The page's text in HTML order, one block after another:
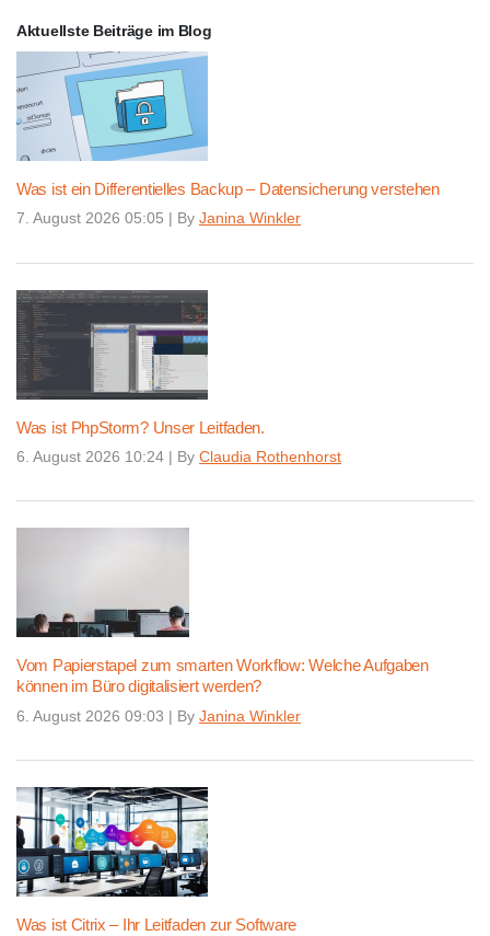
Aktuellste Beiträge im Blog
Was ist ein Differentielles Backup – Datensicherung verstehen
7. August 2026 05:05 | By Janina Winkler
Was ist PhpStorm? Unser Leitfaden.
6. August 2026 10:24 | By Claudia Rothenhorst
Vom Papierstapel zum smarten Workflow: Welche Aufgaben
können im Büro digitalisiert werden?
6. August 2026 09:03 | By Janina Winkler
Was ist Citrix – Ihr Leitfaden zur Software